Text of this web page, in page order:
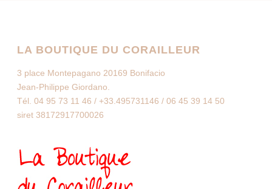
LA BOUTIQUE DU CORAILLEUR
3 place Montepagano 20169 Bonifacio
Jean-Philippe Giordano.
Tél. 04 95 73 11 46 / +33.495731146 / 06 45 39 14 50
siret 38172917700026